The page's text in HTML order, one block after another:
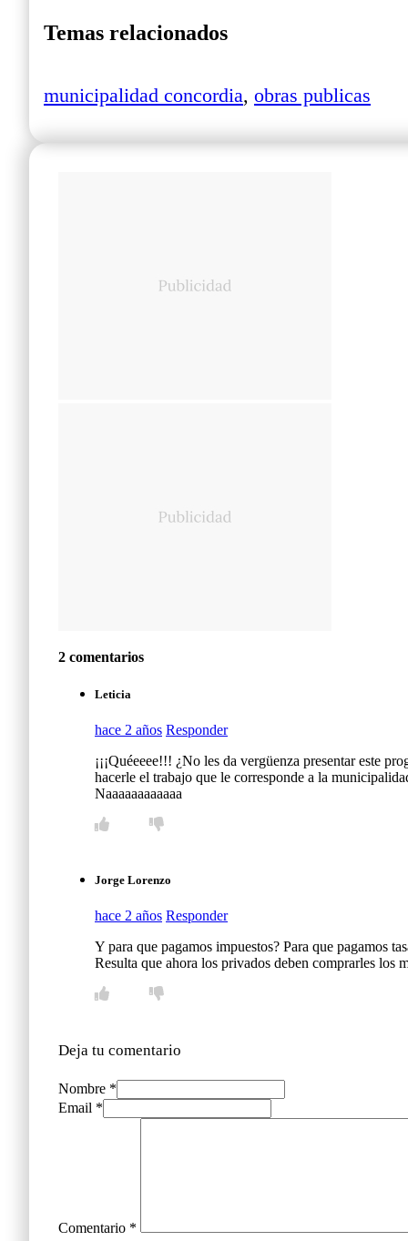
Temas relacionados
municipalidad concordia, obras publicas
2 comentarios
Leticia
hace 2 años Responder
¡¡¡Quéeeee!!! ¿No les da vergüenza presentar este
hacerle el trabajo que le corresponde a la
Naaaaaaaaaaaa
Jorge Lorenzo
hace 2 años Responder
Y para que pagamos impuestos? Para que pagamos
Resulta que ahora los privados deben comprarles los
Deja tu comentario
Nombre *
Email *
Comentario *